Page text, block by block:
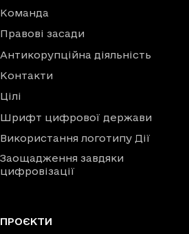
Команда
Правові засади
Антикорупційна діяльність
Контакти
Цілі
Шрифт цифрової держави
Використання логотипу Дії
Заощадження завдяки
цифровізації
ПРОЄКТИ